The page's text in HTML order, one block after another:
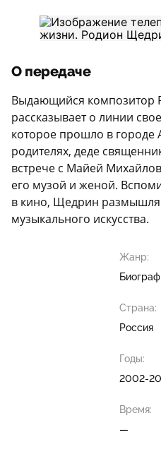
О передаче
Выдающийся композитор
рассказывает о линии
которое прошло в городе
родителях, деде
встрече с Майей
его музой и женой.
в кино, Щедрин
музыкального искусства.
Жанр:
Страна:
Россия
Годы:
2002-
Время:
—